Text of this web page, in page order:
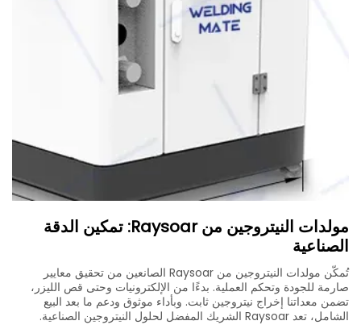
مولدات النيتروجين من Raysoar: تمكين الدقة
الصناعية
تُمكّن مولدات النيتروجين من Raysoar الصانعين من تحقيق معايير
صارمة للجودة وتحكم العملية. بدءًا من الإلكترونيات وحتى قص الليزر،
تضمن معداتنا إخراج نيتروجين ثابت. وبأداء موثوق ودعم ما بعد البيع
الشامل، تعد Raysoar الشريك المفضل لحلول النيتروجين الصناعية.